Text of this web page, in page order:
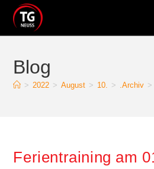
Blog
> 2022 > August > 10. > .Archiv >
Ferientraining am